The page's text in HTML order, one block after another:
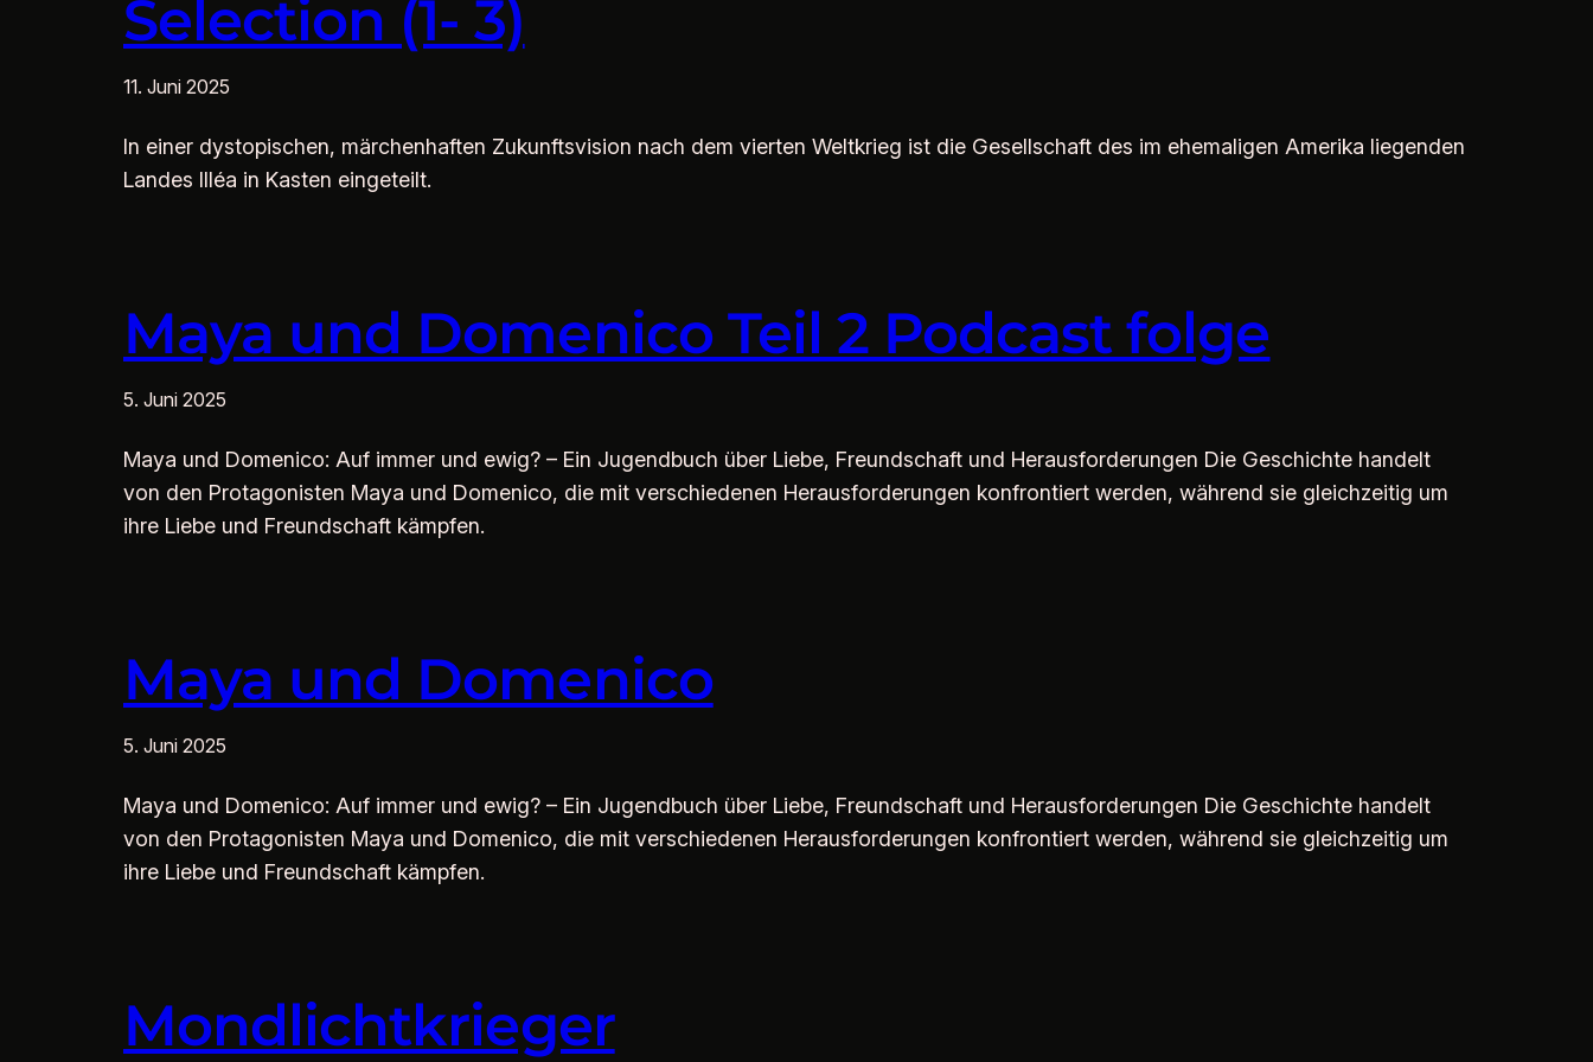
Selection (1- 3)
11. Juni 2025
In einer dystopischen, märchenhaften Zukunftsvision nach dem vierten Weltkrieg ist die Gesellschaft des im ehemaligen Amerika liegenden
Landes Illéa in Kasten eingeteilt.
Maya und Domenico Teil 2 Podcast folge
5. Juni 2025
Maya und Domenico: Auf immer und ewig? – Ein Jugendbuch über Liebe, Freundschaft und Herausforderungen Die Geschichte handelt
von den Protagonisten Maya und Domenico, die mit verschiedenen Herausforderungen konfrontiert werden, während sie gleichzeitig um
ihre Liebe und Freundschaft kämpfen.
Maya und Domenico
5. Juni 2025
Maya und Domenico: Auf immer und ewig? – Ein Jugendbuch über Liebe, Freundschaft und Herausforderungen Die Geschichte handelt
von den Protagonisten Maya und Domenico, die mit verschiedenen Herausforderungen konfrontiert werden, während sie gleichzeitig um
ihre Liebe und Freundschaft kämpfen.
Mondlichtkrieger